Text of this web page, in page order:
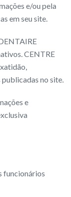
e/ou pela
em seu site.
CENTRE
no site.
e
funcionários